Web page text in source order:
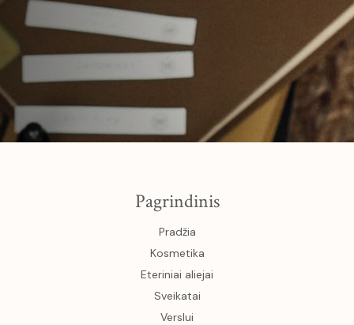
Pagrindinis
Pradžia
Kosmetika
Eteriniai aliejai
Sveikatai
Verslui